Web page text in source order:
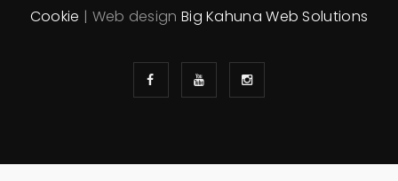
Cookie | Web design Big Kahuna Web Solutions